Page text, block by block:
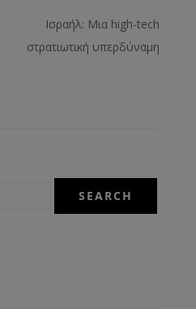
Ισραήλ: Μια high-tech
στρατιωτική υπερδύναμη